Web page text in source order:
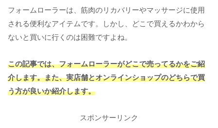
フォームローラーは、筋肉のリカバリーやマッサージに使用
される便利なアイテムです。しかし、どこで買えるかわから
ないと買いに行くのは困難ですよね。
この記事では、フォームローラーがどこで売ってるかをご紹
介します。また、実店舗とオンラインショップのどちらで買
う方が良いか紹介します。
スポンサーリンク